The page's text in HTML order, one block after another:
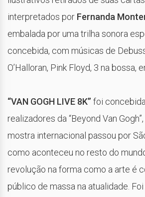
interpretados por Fernanda
embalada por uma trilha sonora
concebida, com músicas de
O’Halloran, Pink Floyd, 3 na bossa,
“VAN GOGH LIVE 8K” foi
realizadores da “Beyond Van
mostra internacional passou por
como aconteceu no resto do
revolução na forma como a arte é
público de massa na atualidade.